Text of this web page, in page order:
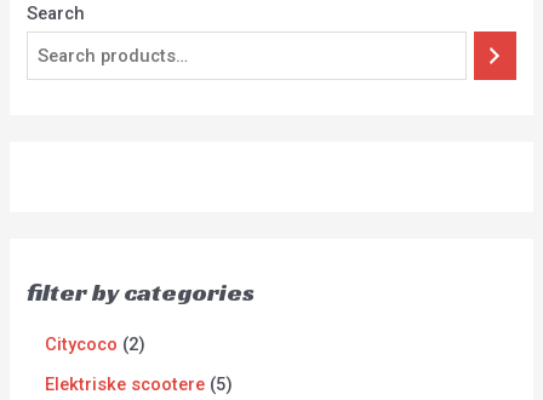
Search
filter by categories
Citycoco
2
Elektriske scootere 5